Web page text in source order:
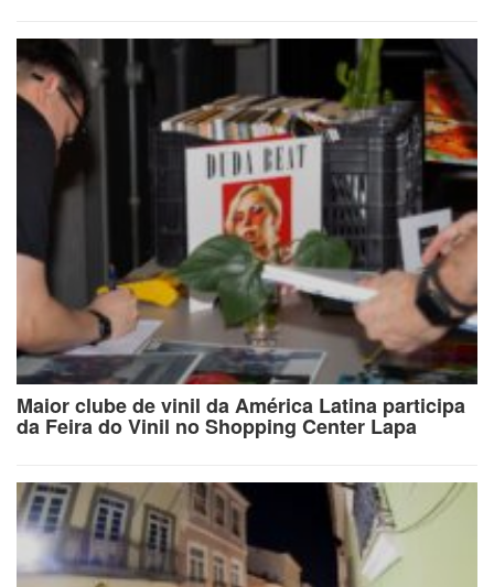
Maior clube de vinil da América Latina participa
da Feira do Vinil no Shopping Center Lapa